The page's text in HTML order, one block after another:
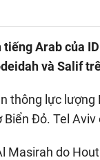
Arab của
và Salif
thông lực
Biển Đỏ. Tel
Masirah do